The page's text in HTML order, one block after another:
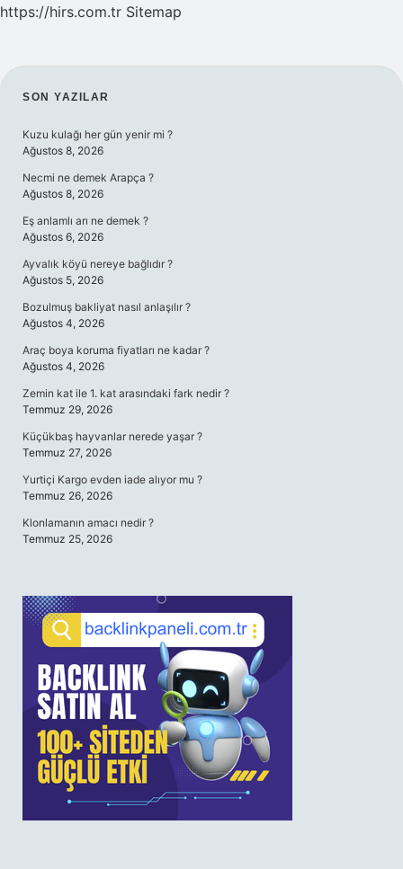
https://hirs.com.tr Sitemap
SIDEBAR
SON YAZILAR
Kuzu kulağı her gün yenir mi ?
Ağustos 8, 2026
Necmi ne demek Arapça ?
Ağustos 8, 2026
Eş anlamlı arı ne demek ?
Ağustos 6, 2026
Ayvalık köyü nereye bağlıdır ?
Ağustos 5, 2026
Bozulmuş bakliyat nasıl anlaşılır ?
Ağustos 4, 2026
Araç boya koruma fiyatları ne kadar ?
Ağustos 4, 2026
Zemin kat ile 1. kat arasındaki fark nedir ?
Temmuz 29, 2026
Küçükbaş hayvanlar nerede yaşar ?
Temmuz 27, 2026
Yurtiçi Kargo evden iade alıyor mu ?
Temmuz 26, 2026
Klonlamanın amacı nedir ?
Temmuz 25, 2026